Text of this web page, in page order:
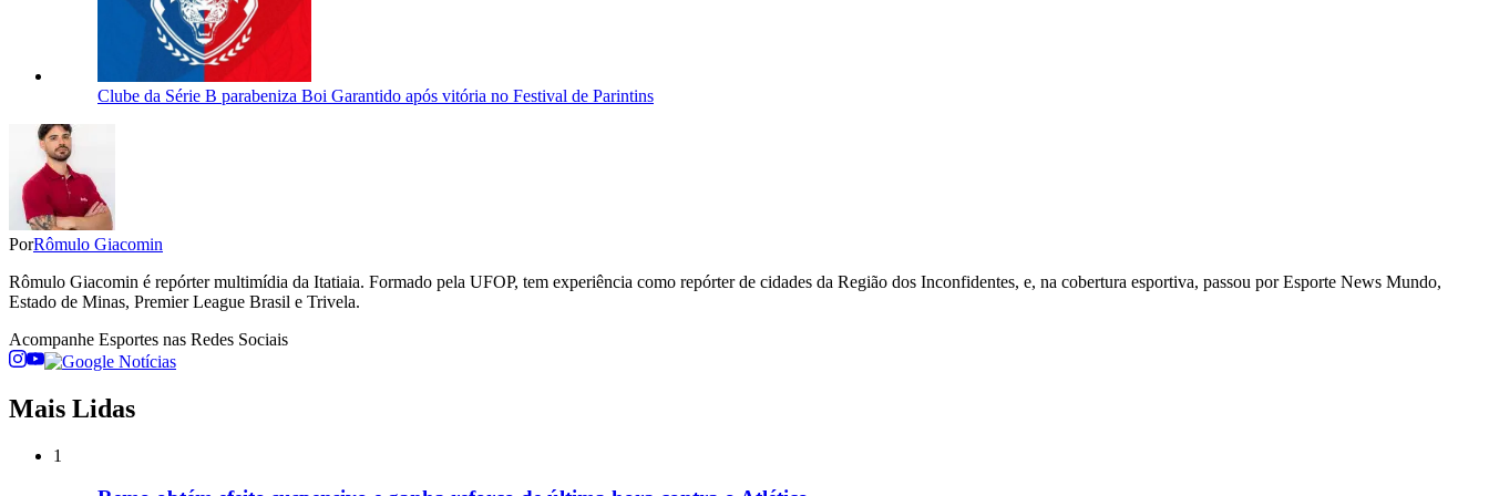
Clube da Série B parabeniza Boi Garantido após vitória no Festival de Parintins
PorRômulo Giacomin
Rômulo Giacomin é repórter multimídia da Itatiaia. Formado pela UFOP, tem experiência como repórter de cidades da Região dos Inconfidentes, e, na cobertura esportiva, passou por Esporte News Mundo,
Estado de Minas, Premier League Brasil e Trivela.
Acompanhe Esportes nas Redes Sociais
Mais Lidas
1